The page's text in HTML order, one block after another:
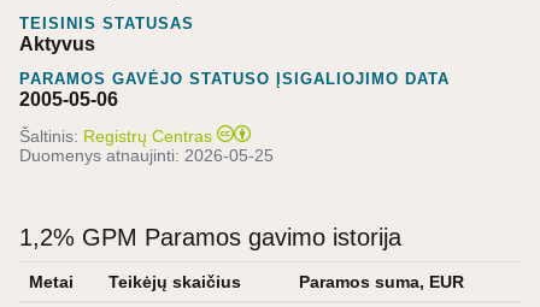
TEISINIS STATUSAS
Aktyvus
PARAMOS GAVĖJO STATUSO ĮSIGALIOJIMO DATA
2005-05-06
Šaltinis: Registrų Centras
Duomenys atnaujinti: 2026-05-25
1,2% GPM Paramos gavimo istorija
Metai Teikėjų skaičius Paramos suma, EUR